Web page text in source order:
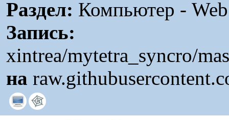
Раздел: Компьютер -
Запись:
xintrea/mytetra_syncro/
на